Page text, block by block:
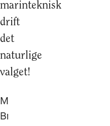
marinteknisk
drift
det
naturlige
valget!
Marius
Bredsand